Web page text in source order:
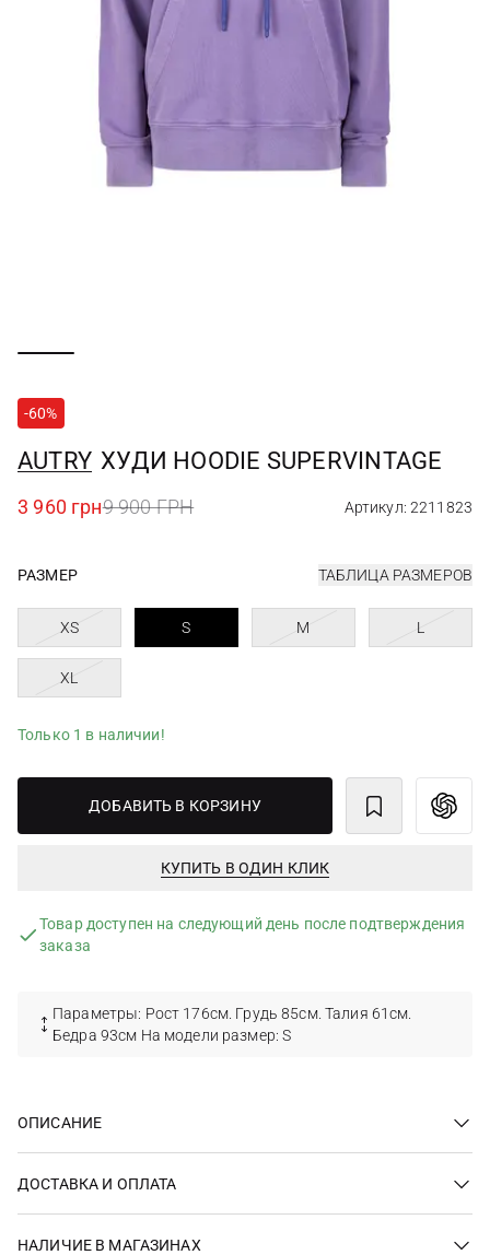
-60%
AUTRY ХУДИ HOODIE SUPERVINTAGE
3 960 грн9 900 ГРН Артикул: 2211823
РАЗМЕР ТАБЛИЦА РАЗМЕРОВ
XS S M L
XL
Только 1 в наличии!
ДОБАВИТЬ В КОРЗИНУ
КУПИТЬ В ОДИН КЛИК
Товар доступен на следующий день после подтверждения
заказа
Параметры: Рост 176см. Грудь 85см. Талия 61см.
Бедра 93см На модели размер: S
ОПИСАНИЕ
ДОСТАВКА И ОПЛАТА
НАЛИЧИЕ В МАГАЗИНАХ